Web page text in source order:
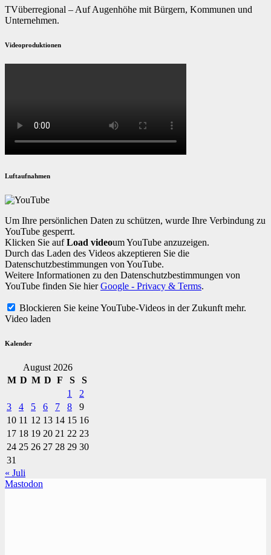
TVüberregional – Auf Augenhöhe mit Bürgern, Kommunen und
Unternehmen.
Videoproduktionen
Luftaufnahmen
Um Ihre persönlichen Daten zu schützen, wurde Ihre Verbindung zu
YouTube gesperrt.
Klicken Sie aufLoad videoum YouTube anzuzeigen.
Durch das Laden des Videos akzeptieren Sie die
Datenschutzbestimmungen von YouTube.
Weitere Informationen zu den Datenschutzbestimmungen von
YouTube finden Sie hierGoogle - Privacy & Terms.
Blockieren Sie keine YouTube-Videos in der Zukunft mehr.
Video laden
Kalender
August 2026
M D M D F S
S
1
2
3
4 5 6 7 8
9
10 11 12 13 14 15 16
17 18 19 20 21 22 23
24 25 26 27 28 29 30
31
« Juli
Mastodon